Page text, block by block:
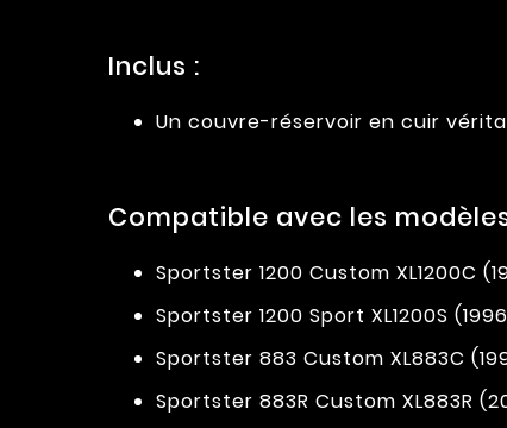
Inclus :
Un couvre-réservoir en cuir
Compatible avec les modèles
Sportster 1200 Custom XL1200C
Sportster 1200 Sport XL1200S
Sportster 883 Custom XL883C
Sportster 883R Custom XL883R